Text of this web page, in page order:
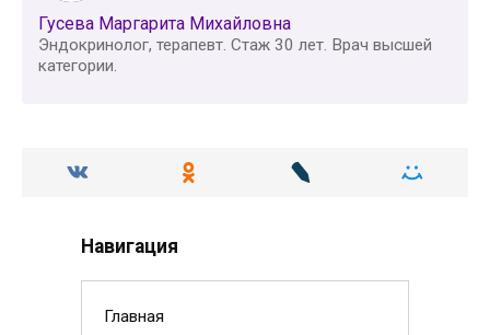
Гусева Маргарита Михайловна
Эндокринолог, терапевт. Стаж 30 лет. Врач высшей
категории.
Навигация
Главная